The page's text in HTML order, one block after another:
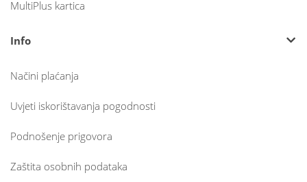
MultiPlus kartica
Info
Načini plaćanja
Uvjeti iskorištavanja pogodnosti
Podnošenje prigovora
Zaštita osobnih podataka